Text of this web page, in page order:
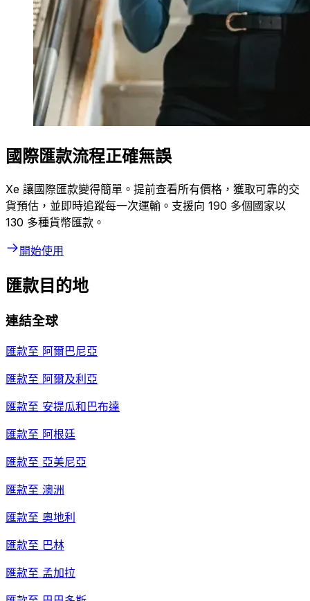
國際匯款流程正確無誤
Xe 讓國際匯款變得簡單。提前查看所有價格，獲取可靠的交
貨預估，並即時追蹤每一次運輸。支援向 190 多個國家以
130 多種貨幣匯款。
開始使用
匯款目的地
連結全球
匯款至 阿爾巴尼亞
匯款至 阿爾及利亞
匯款至 安提瓜和巴布達
匯款至 阿根廷
匯款至 亞美尼亞
匯款至 澳洲
匯款至 奧地利
匯款至 巴林
匯款至 孟加拉